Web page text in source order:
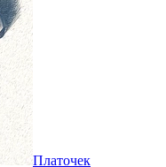
Платочек